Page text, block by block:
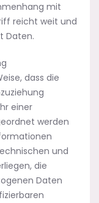
mit
reicht weit und
Daten.
dass die
einer
werden
und
die
Daten